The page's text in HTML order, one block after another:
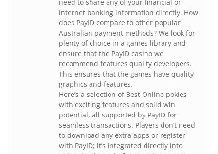
need to share any of your financial or
internet banking information directly. How
does PayID compare to other popular
Australian payment methods? We look for
plenty of choice in a games library and
ensure that the PayID casino we
recommend features quality developers.
This ensures that the games have quality
graphics and features.
Here’s a selection of Best Online pokies
with exciting features and solid win
potential, all supported by PayID for
seamless transactions. Players don’t need
to download any extra apps or register
with PayID; it’s integrated directly into